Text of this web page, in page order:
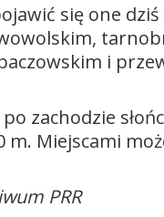
się one
i
zachodzie
Miejscami
PRR